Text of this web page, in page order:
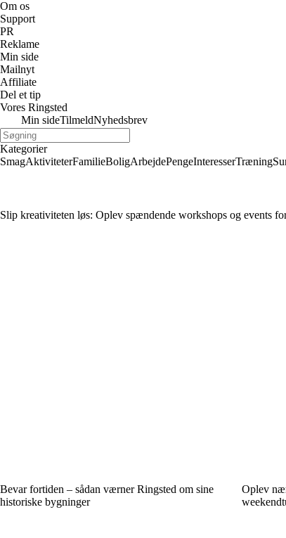
Om os
Support
PR
Reklame
Min side
Mailnyt
Affiliate
Del et tip
Vores Ringsted
Min sideTilmeldNyhedsbrev
Kategorier
SmagAktiviteterFamilieBoligArbejdePengeInteresserTræning
Slip kreativiteten løs: Oplev spændende workshops og events
Bevar fortiden – sådan værner Ringsted om sine
historiske bygninger
Oplev